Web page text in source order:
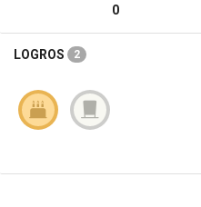
0
LOGROS 2